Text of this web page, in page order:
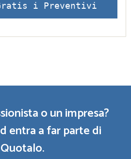
i Preventivi
o un impresa?
entra a far parte di
Quotalo.